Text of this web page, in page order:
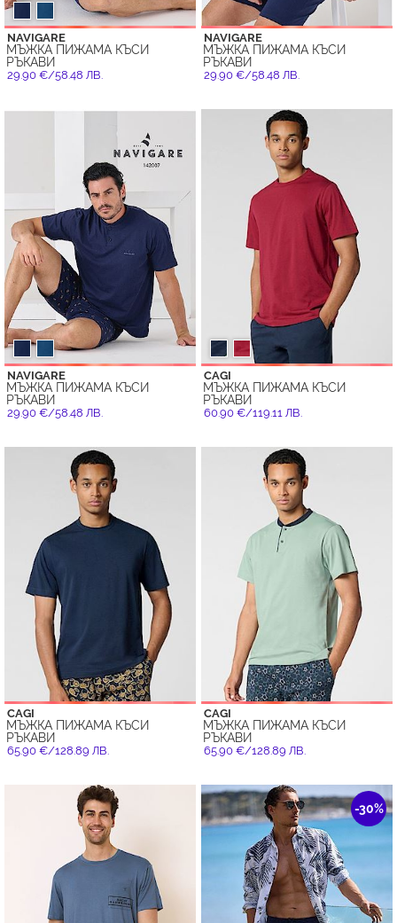
NAVIGARE
МЪЖКА ПИЖАМА КЪСИ
РЪКАВИ
29.90 €/58.48 ЛВ.
NAVIGARE
МЪЖКА ПИЖАМА КЪСИ
РЪКАВИ
29.90 €/58.48 ЛВ.
NAVIGARE
МЪЖКА ПИЖАМА КЪСИ
РЪКАВИ
29.90 €/58.48 ЛВ.
CAGI
МЪЖКА ПИЖАМА КЪСИ
РЪКАВИ
60.90 €/119.11 ЛВ.
CAGI
МЪЖКА ПИЖАМА КЪСИ
РЪКАВИ
65.90 €/128.89 ЛВ.
CAGI
МЪЖКА ПИЖАМА КЪСИ
РЪКАВИ
65.90 €/128.89 ЛВ.
-30%